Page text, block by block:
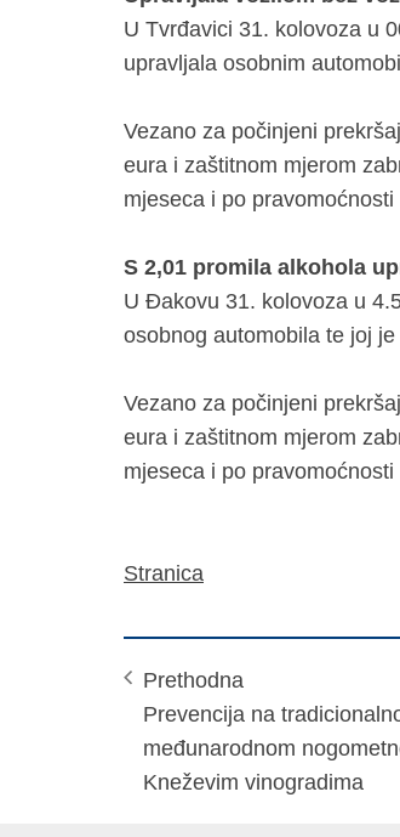
U Tvrđavici 31. kolovoza u
upravljala osobnim
Vezano za počinjeni
eura i zaštitnom mjerom
mjeseca i po
S 2,01 promila alkohola
U Đakovu 31. kolovoza u
osobnog automobila te joj
Vezano za počinjeni
eura i zaštitnom mjerom
mjeseca i po
Stranica
Prethodna
Prevencija na
međunarodnom
Kneževim vinogradima